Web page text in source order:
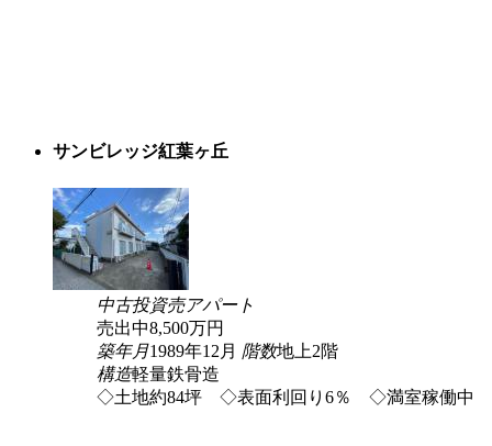
サンビレッジ紅葉ヶ丘
中古投資売アパート
売出中8,500万円
築年月1989年12月 階数地上2階
構造軽量鉄骨造
◇土地約84坪 ◇表面利回り6％ ◇満室稼働中